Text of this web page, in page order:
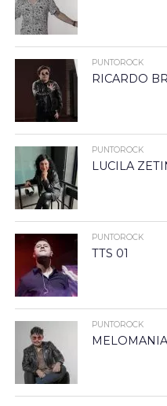
PUNTOROCK
RICARDO
PUNTOROCK
LUCILA
PUNTOROCK
TTS 01
PUNTOROCK